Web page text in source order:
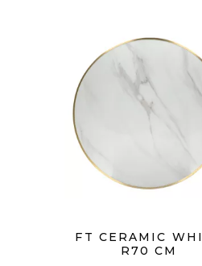
FT CERAMIC
R70 CM